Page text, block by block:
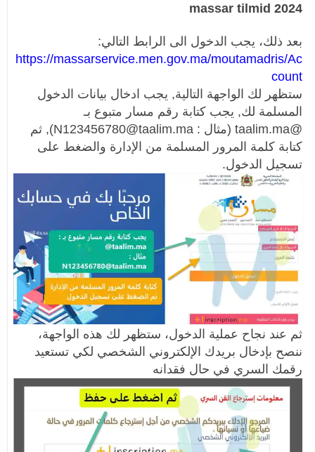
massar tilmid 2024
بعد ذلك، يجب الدخول الى الرابط التالي:
https://massarservice.men.gov.ma/moutamadris/Ac
count
ستظهر لك الواجهة التالية, يجب ادخال بيانات الدخول
المسلمة لك, يجب كتابة رقم مسار متبوع بـ
@taalim.ma (مثال : N123456780@taalim.ma), ثم
كتابة كلمة المرور المسلمة من الإدارة والضغط على
تسجيل الدخول.
ثم عند نجاح عملية الدخول، ستظهر لك هذه الواجهة،
ننصح بإدخال بريدك الإلكتروني الشخصي لكي تستعيد
رقمك السري في حال فقدانه